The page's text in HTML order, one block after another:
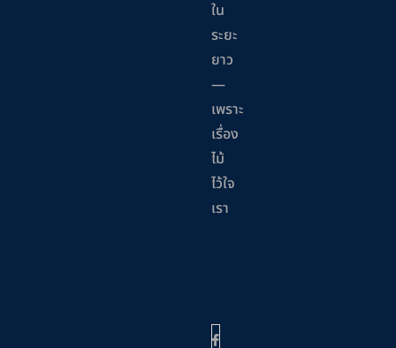
ใน
ระยะ
ยาว
—
เพราะ
เรื่อง
ไม้
ไว้ใจ
เรา